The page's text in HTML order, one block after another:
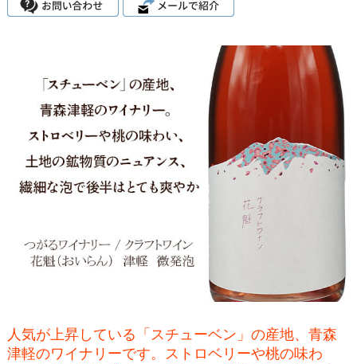
人気が上昇している「スチューベン」の産地、青森
津軽のワイナリーです。ストロベリーや桃の味わ